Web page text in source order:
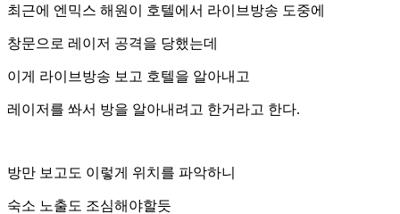
최근에 엔믹스 해원이 호텔에서 라이브방송 도중에
창문으로 레이저 공격을 당했는데
이게 라이브방송 보고 호텔을 알아내고
레이저를 쏴서 방을 알아내려고 한거라고 한다.
방만 보고도 이렇게 위치를 파악하니
숙소 노출도 조심해야할듯